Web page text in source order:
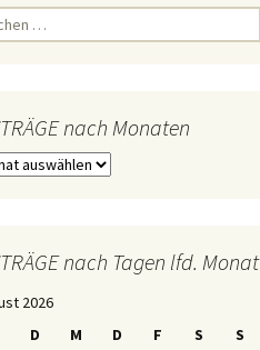
nach Monaten
nach Tagen lfd. Monat
2026
D M D F S S